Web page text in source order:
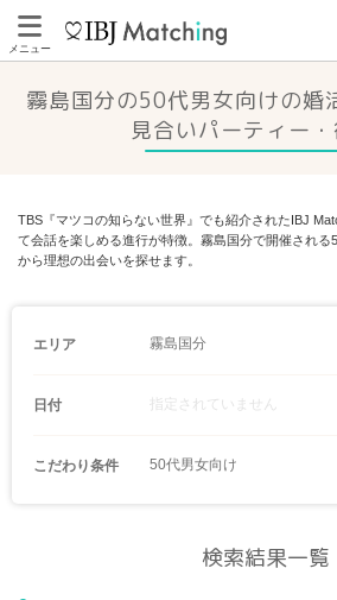
メニュー
霧島国分の50代男女向けの婚
見合いパーティー
TBS『マツコの知らない世界』でも紹介されたIBJ
て会話を楽しめる進行が特徴。霧島国分で開催される
から理想の出会いを探せます。
エリア 霧島国分
日付 指定されていません
こだわり条件 50代男女向け
検索結果一覧